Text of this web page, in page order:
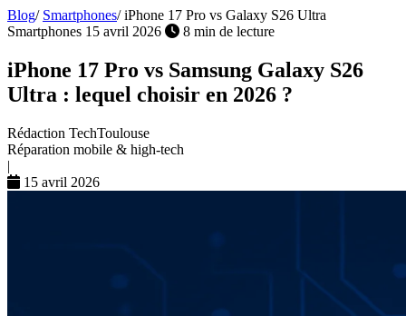
Blog/ Smartphones/ iPhone 17 Pro vs Galaxy S26 Ultra
Smartphones 15 avril 2026 8 min de lecture
iPhone 17 Pro vs Samsung Galaxy S26
Ultra : lequel choisir en 2026 ?
Rédaction TechToulouse
Réparation mobile & high-tech
|
15 avril 2026